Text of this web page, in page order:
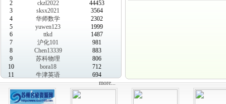
2
ckzl2022
44453
3
sksx2021
3564
4
华师数学
2302
5
yuwen123
1999
6
ttkd
1487
7
沪化101
981
8
Chen13339
883
9
苏科物理
806
10
bora18
712
11
牛津英语
694
more...